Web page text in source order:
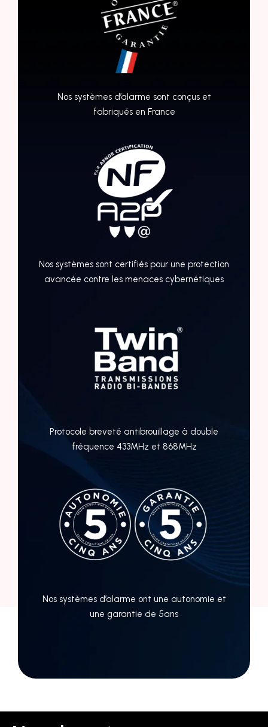
Nos systèmes d’alarme sont conçus et
fabriqués en France
Nos systèmes sont certifiés pour une protection
avancée contre les menaces cybernétiques
Protocole breveté antibrouillage à double
fréquence 433MHz et 868MHz
Nos systèmes d’alarme ont une autonomie et
une garantie de 5ans